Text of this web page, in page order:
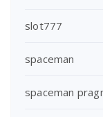
slot777
spaceman
spaceman